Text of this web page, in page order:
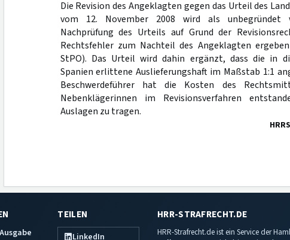
Die Revision des Angeklagten gegen das Urteil des
vom 12. November 2008 wird als unbegründet
Nachprüfung des Urteils auf Grund der
Rechtsfehler zum Nachteil des Angeklagten
StPO). Das Urteil wird dahin ergänzt, dass die in
Spanien erlittene Auslieferungshaft im Maßstab 1:1
Beschwerdeführer hat die Kosten des
Nebenklägerinnen im Revisionsverfahren
Auslagen zu tragen.
TEILEN
LinkedIn
HRR-STRAFRECHT.DE
HRR-Strafrecht.de ist ein Service der